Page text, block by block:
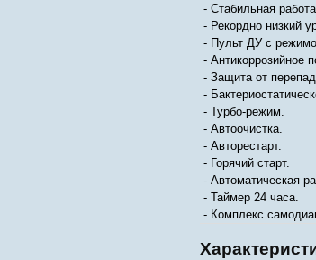
- Стабильная
- Рекордно низкий
- Пульт ДУ с
- Антикоррозийное
- Защита от
-
- Турбо-режим.
- Автоочистка.
- Авторестарт.
- Горячий старт.
- Автоматическая
- Таймер 24 часа.
- Комплекс